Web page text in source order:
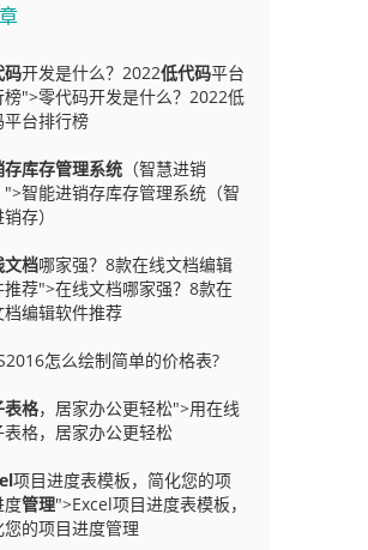
码开发是什么？2022低代码平台
榜">零代码开发是什么？2022低
平台排行榜
存库存管理系统 （智慧进销
">智能进销存库存管理系统（智
存）
文档哪家强？8款在线文档编辑
推荐">在线文档哪家强？8款在
档编辑软件推荐
怎么绘制简单的价格表?
表格，居家办公更轻松">用在线
表格，居家办公更轻松
项目进度表模板，简化您的项
度管理">Excel项目进度表模板，
您的项目进度管理